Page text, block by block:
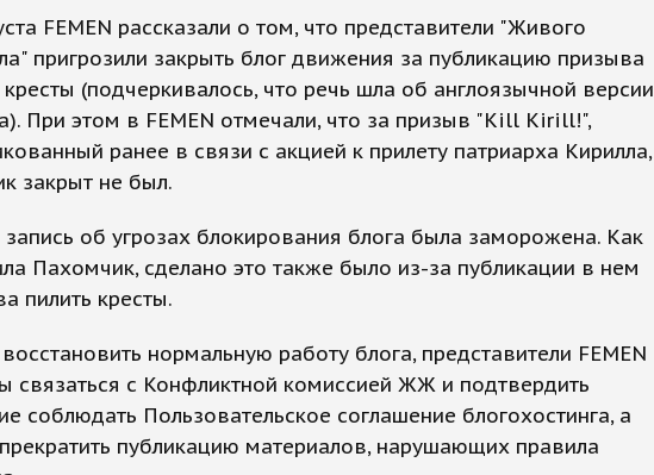
FEMEN рассказали о том, что представители "Живого
пригрозили закрыть блог движения за публикацию призыва
кресты (подчеркивалось, что речь шла об англоязычной версии
При этом в FEMEN отмечали, что за призыв "Kill Kirill!",
ранее в связи с акцией к прилету патриарха Кирилла,
закрыт не был.
об угрозах блокирования блога была заморожена. Как
Пахомчик, сделано это также было из-за публикации в нем
пилить кресты.
нормальную работу блога, представители FEMEN
связаться с Конфликтной комиссией ЖЖ и подтвердить
соблюдать Пользовательское соглашение блогохостинга, а
публикацию материалов, нарушающих правила